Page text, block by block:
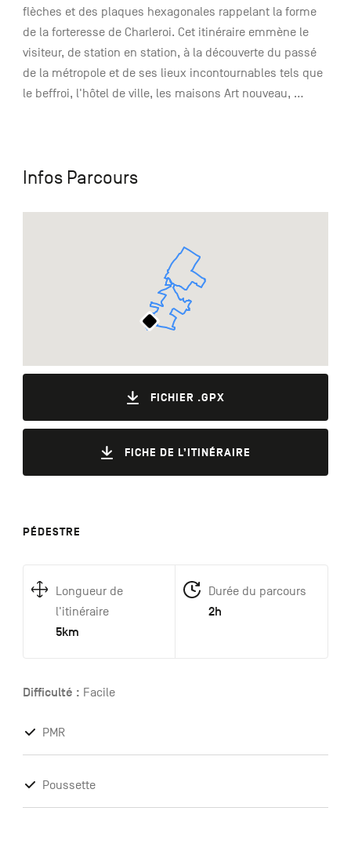
flèches et des plaques hexagonales rappelant la forme
de la forteresse de Charleroi. Cet itinéraire emmène le
visiteur, de station en station, à la découverte du passé
de la métropole et de ses lieux incontournables tels que
le beffroi, l'hôtel de ville, les maisons Art nouveau, ...
Infos Parcours
FICHIER .GPX
FICHE DE L’ITINÉRAIRE
PÉDESTRE
Longueur de
l'itinéraire
5km
Durée du parcours
2h
Difficulté : Facile
PMR
Poussette